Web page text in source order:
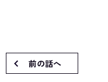
前の話へ